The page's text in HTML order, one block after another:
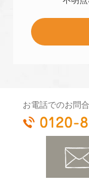
プ
ゼ
お電話でのお問